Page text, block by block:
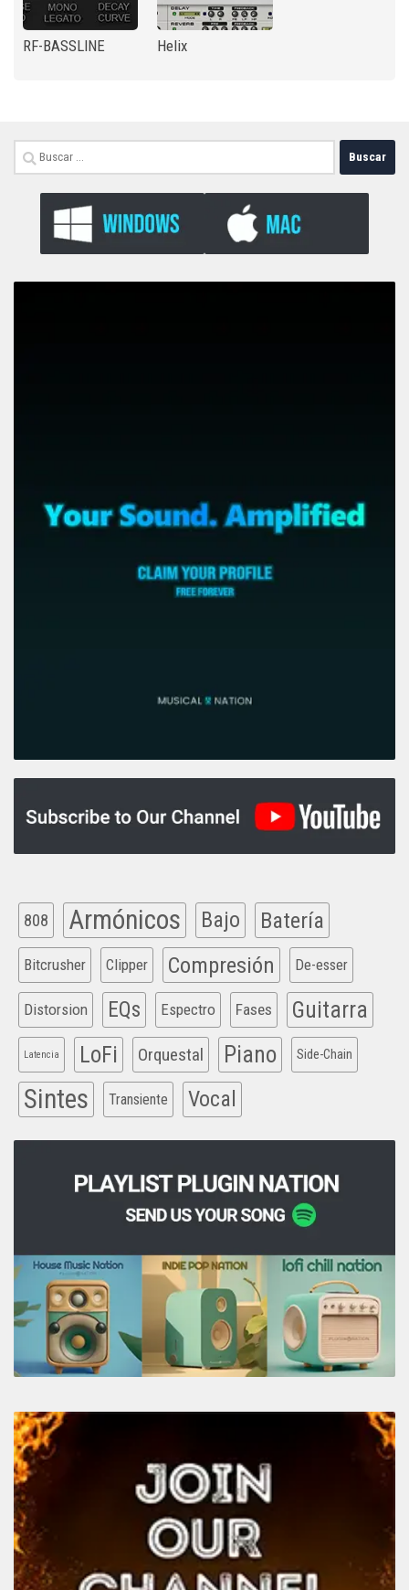
RF-BASSLINE Helix
Buscar:
808 Armónicos Bajo Batería
Bitcrusher Clipper Compresión De-esser
Distorsion EQs Espectro Fases Guitarra
Latencia LoFi Orquestal Piano Side-Chain
Sintes Transiente Vocal